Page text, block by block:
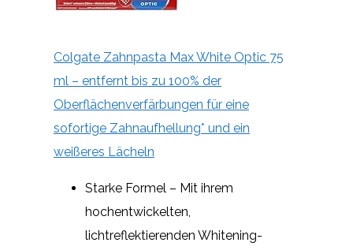
Colgate Zahnpasta Max White Optic 75
ml – entfernt bis zu 100% der
Oberflächenverfärbungen für eine
sofortige Zahnaufhellung* und ein
weißeres Lächeln
Starke Formel – Mit ihrem
hochentwickelten,
lichtreflektierenden Whitening-